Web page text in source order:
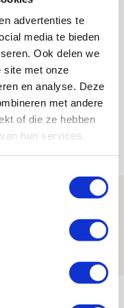
advertenties te
media te bieden
Ook delen we
site met onze
en analyse. Deze
met andere
of die ze hebben
hun services.
over PEC